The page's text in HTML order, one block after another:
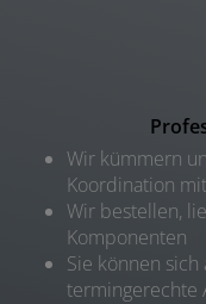
Wir kümmern
Koordination
Wir bestellen,
Komponenten
Sie können
termingerechte